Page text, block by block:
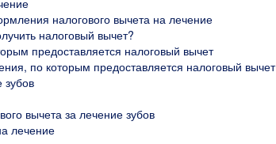
налогового вычета на лечение
налоговый вычет?
предоставляется налоговый вычет
по которым предоставляется налоговый вычет
зубов
вычета за лечение зубов
лечение